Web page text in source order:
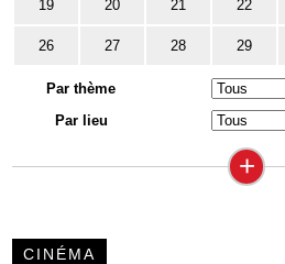
19 20 21 22
26 27 28 29
Par thème
Par lieu
+
CINÉMA